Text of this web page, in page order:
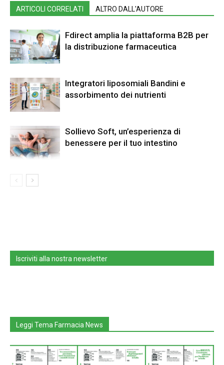
ARTICOLI CORRELATI ALTRO DALL'AUTORE
Fdirect amplia la piattaforma B2B per
la distribuzione farmaceutica
Integratori liposomiali Bandini e
assorbimento dei nutrienti
Sollievo Soft, un’esperienza di
benessere per il tuo intestino
Iscriviti alla nostra newsletter
Leggi Tema Farmacia News